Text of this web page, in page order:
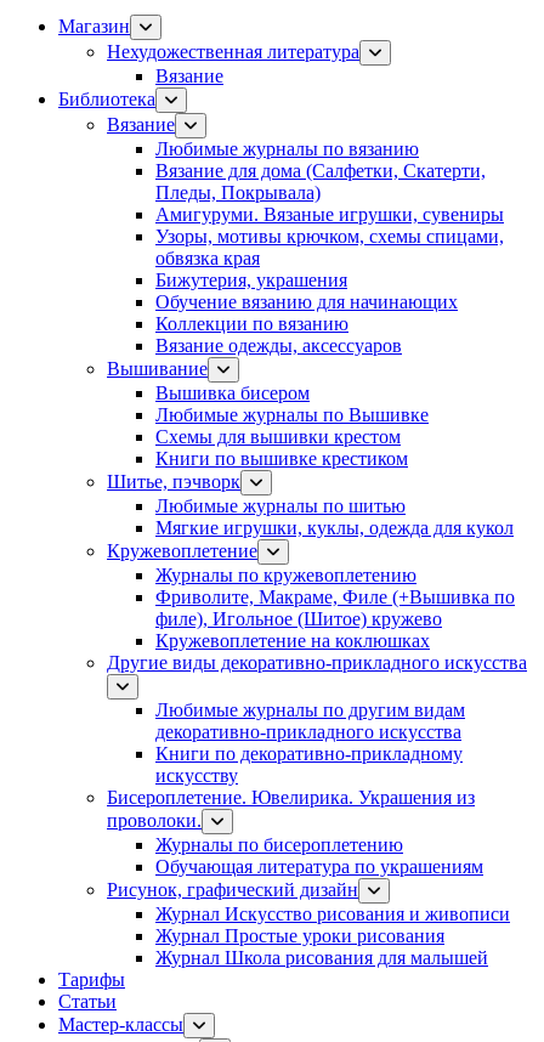
Магазин
Нехудожественная литература
Вязание
Библиотека
Вязание
Любимые журналы по вязанию
Вязание для дома (Салфетки, Скатерти,
Пледы, Покрывала)
Амигуруми. Вязаные игрушки, сувениры
Узоры, мотивы крючком, схемы спицами,
обвязка края
Бижутерия, украшения
Обучение вязанию для начинающих
Коллекции по вязанию
Вязание одежды, аксессуаров
Вышивание
Вышивка бисером
Любимые журналы по Вышивке
Схемы для вышивки крестом
Книги по вышивке крестиком
Шитье, пэчворк
Любимые журналы по шитью
Мягкие игрушки, куклы, одежда для кукол
Кружевоплетение
Журналы по кружевоплетению
Фриволите, Макраме, Филе (+Вышивка по
филе), Игольное (Шитое) кружево
Кружевоплетение на коклюшках
Другие виды декоративно-прикладного искусства
Любимые журналы по другим видам
декоративно-прикладного искусства
Книги по декоративно-прикладному
искусству
Бисероплетение. Ювелирика. Украшения из
проволоки.
Журналы по бисероплетению
Обучающая литература по украшениям
Рисунок, графический дизайн
Журнал Искусство рисования и живописи
Журнал Простые уроки рисования
Журнал Школа рисования для малышей
Тарифы
Статьи
Мастер-классы